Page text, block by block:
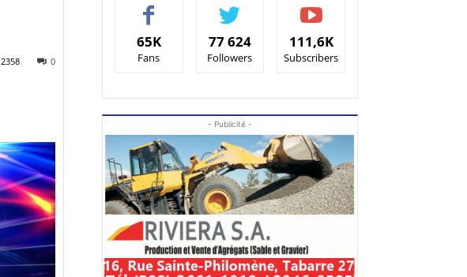
0
2358
65K
Fans
77 624
Followers
111,6K
Subscribers
- Publicité -